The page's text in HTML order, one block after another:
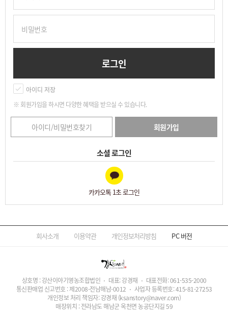
아이디 저장
※ 회원가입을 하시면 다양한 혜택을 받으실 수 있습니다.
아이디/비밀번호찾기 회원가입
소셜 로그인
카카오톡 1초 로그인
회사소개 이용약관 개인정보처리방침 PC버전
상호명 : 강산이야기영농조합법인 대표: 강경채 대표전화:061-535-2000
통신판매업 신고번호 : 제2008-전남해남-0012
사업자 등록번호:415-81-27253
개인정보 처리 책임자: 강경채 (ksanstory@naver.com)
매장위치 : 전라남도 해남군 옥천면 농공단지길 59